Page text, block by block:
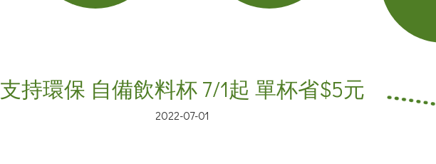
支持環保 自備飲料杯 7/1起 單杯省$5元
2022-07-01